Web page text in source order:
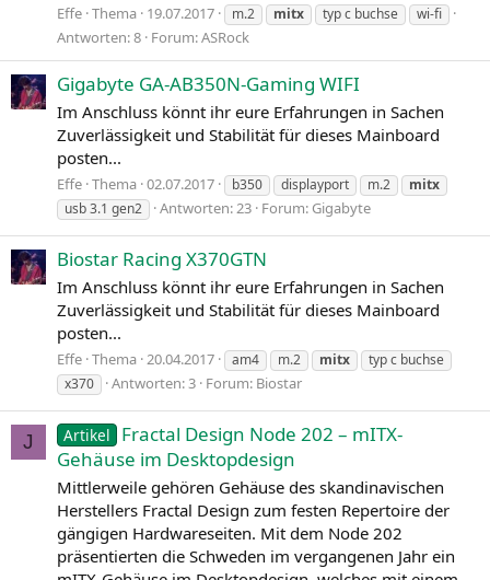
Effe Thema 19.07.2017 m.2 mitx typ c buchse wi-fi
Antworten: 8 Forum:ASRock
Gigabyte GA-AB350N-Gaming WIFI
Im Anschluss könnt ihr eure Erfahrungen in Sachen
Zuverlässigkeit und Stabilität für dieses Mainboard
posten...
Effe Thema 02.07.2017 b350 displayport m.2
mitx
usb 3.1 gen2
Antworten: 23 Forum: Gigabyte
Biostar Racing X370GTN
Im Anschluss könnt ihr eure Erfahrungen in Sachen
Zuverlässigkeit und Stabilität für dieses Mainboard
posten...
Effe Thema 20.04.2017 am4 m.2 mitx
typ c buchse
x370
Antworten: 3 Forum: Biostar
J Artikel
Fractal Design Node 202 – mITX-
Gehäuse im Desktopdesign
Mittlerweile gehören Gehäuse des skandinavischen
Herstellers Fractal Design zum festen Repertoire der
gängigen Hardwareseiten. Mit dem Node 202
präsentierten die Schweden im vergangenen Jahr ein